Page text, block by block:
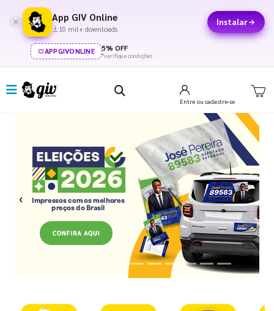
App GIV Online
10 mil+ downloads
Instalar
APPGIVONLINE 5% OFF
*verifique condições
Entre ou cadastre-se
Previous Next